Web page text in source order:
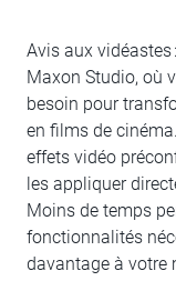
Avis aux vidéastes
Maxon Studio, où
besoin pour
en films de
effets vidéo
les appliquer
Moins de temps
fonctionnalités
davantage à votre